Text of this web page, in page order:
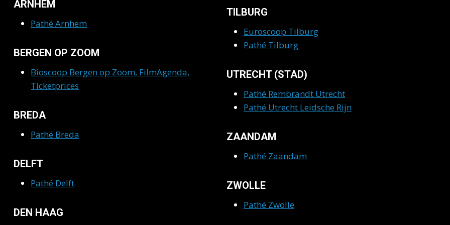
ARNHEM
Pathé Arnhem
BERGEN OP ZOOM
Bioscoop Bergen op Zoom, FilmAgenda,
Ticketprices
BREDA
Pathé Breda
DELFT
Pathé Delft
DEN HAAG
TILBURG
Euroscoop Tilburg
Pathé Tilburg
UTRECHT (STAD)
Pathé Rembrandt Utrecht
Pathé Utrecht Leidsche Rijn
ZAANDAM
Pathé Zaandam
ZWOLLE
Pathé Zwolle